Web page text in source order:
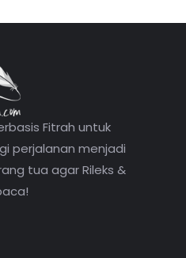
Fitrah untuk
perjalanan menjadi
tua agar Rileks &